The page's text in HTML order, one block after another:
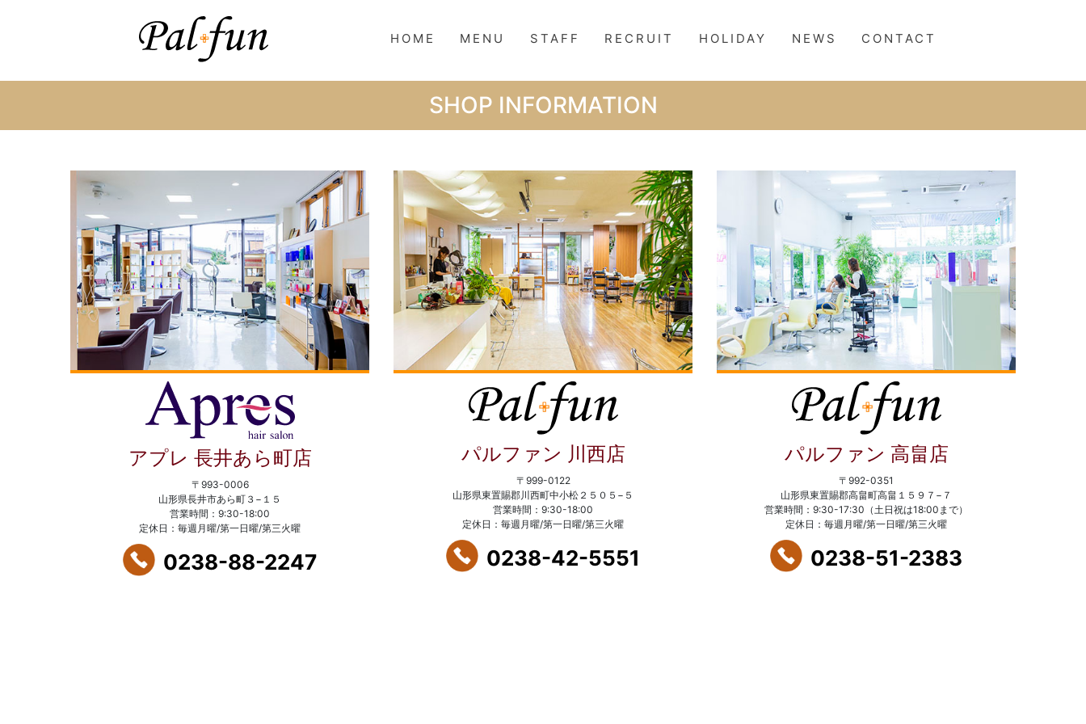
HOME MENU STAFF RECRUIT HOLIDAY NEWS CONTACT
SHOP INFORMATION
アプレ 長井あら町店
〒993-0006
山形県長井市あら町３−１５
営業時間：9:30-18:00
定休日：毎週月曜/第一日曜/第三火曜
0238-88-2247
パルファン 川西店
〒999-0122
山形県東置賜郡川西町中小松２５０５−５
営業時間：9:30-18:00
定休日：毎週月曜/第一日曜/第三火曜
0238-42-5551
パルファン 高畠店
〒992-0351
山形県東置賜郡高畠町高畠１５９７−７
営業時間：9:30-17:30（土日祝は18:00まで）
定休日：毎週月曜/第一日曜/第三火曜
0238-51-2383